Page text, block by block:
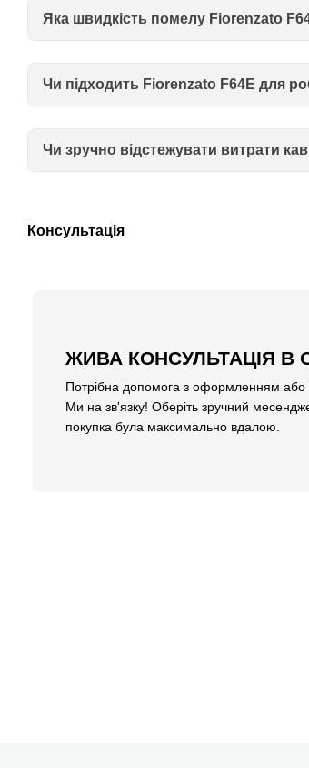
Яка швидкість помелу Fiorenzato
Чи підходить Fiorenzato F64E для
Чи зручно відстежувати витрати
Консультація
ЖИВА КОНСУЛЬТАЦІЯ В
Потрібна допомога з оформленням
Ми на зв'язку! Оберіть зручний
покупка була максимально вдалою.